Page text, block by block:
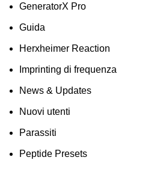
GeneratorX Pro
Guida
Herxheimer Reaction
Imprinting di frequenza
News & Updates
Nuovi utenti
Parassiti
Peptide Presets